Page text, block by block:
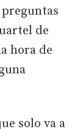
de
hora de
solo va a